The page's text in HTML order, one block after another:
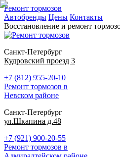
Ремонт тормозов
Автобренды Цены Контакты
Восстановление и ремонт
Санкт-Петербург
Кудровский проезд 3
+7 (812) 955-20-10
Ремонт тормозов в
Невском районе
Санкт-Петербург
ул.Шкапина д.48
+7 (921) 900-20-55
Ремонт тормозов в